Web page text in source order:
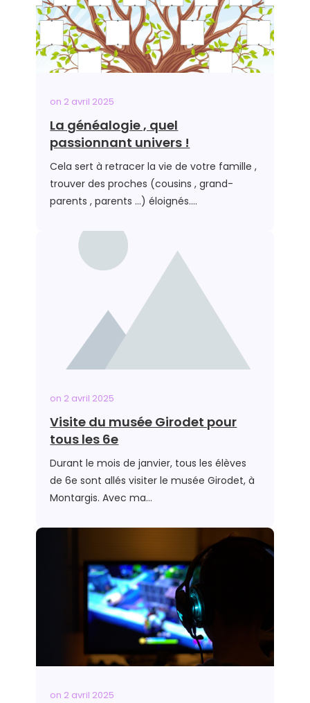
on 2 avril 2025
La généalogie , quel
passionnant univers !
Cela sert à retracer la vie de votre famille ,
trouver des proches (cousins , grand-
parents , parents …) éloignés….
on 2 avril 2025
Visite du musée Girodet pour
tous les 6e
Durant le mois de janvier, tous les élèves
de 6e sont allés visiter le musée Girodet, à
Montargis. Avec ma…
on 2 avril 2025